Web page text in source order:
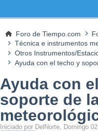
Foro de Tiempo.com
Técnica e instrumentos
Otros Instrumentos/
Ayuda con el techo y
Ayuda con
soporte de
Iniciado por DelNorte, Domingo